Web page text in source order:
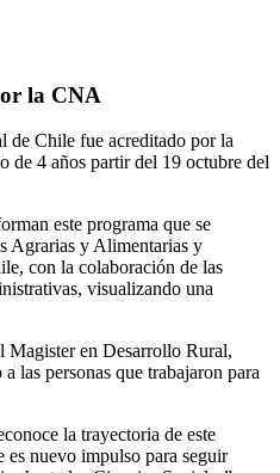
la CNA
de Chile fue acreditado por la
4 años partir del 19 octubre del
este programa que se
Agrarias y Alimentarias y
con la colaboración de las
visualizando una
en Desarrollo Rural,
las personas que trabajaron para
la trayectoria de este
es nuevo impulso para seguir